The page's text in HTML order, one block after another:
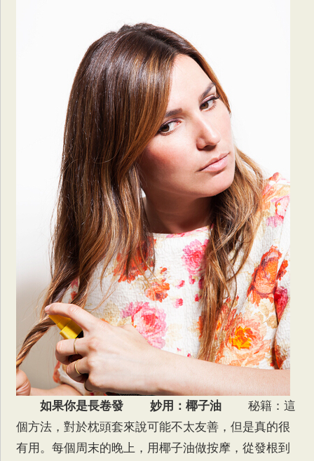
如果你是長卷發 妙用：椰子油 秘籍：這
個方法，對於枕頭套來說可能不太友善，但是真的很
有用。每個周末的晚上，用椰子油做按摩，從發根到